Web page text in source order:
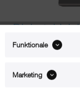
Funktionale
Marketing